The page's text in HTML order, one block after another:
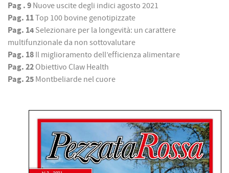
Pag . 9 Nuove uscite degli indici agosto 2021
Pag. 11Top 100 bovine genotipizzate
Pag. 14 Selezionare per la longevità: un carattere
multifunzionale da non sottovalutare
Pag. 18 Il miglioramento dell’efficienza alimentare
Pag. 22 Obiettivo Claw Health
Pag. 25 Montbeliarde nel cuore